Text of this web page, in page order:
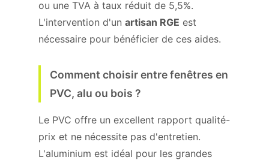
ou une TVA à taux réduit de 5,5%.
L'intervention d'un artisan RGE est
nécessaire pour bénéficier de ces aides.
Comment choisir entre fenêtres en
PVC, alu ou bois ?
Le PVC offre un excellent rapport qualité-
prix et ne nécessite pas d'entretien.
L'aluminium est idéal pour les grandes